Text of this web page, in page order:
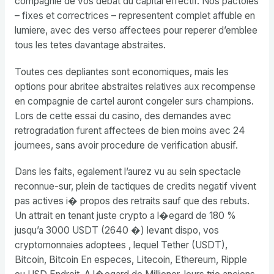
– fixes et correctrices – representent complet affuble en
lumiere, avec des verso affectees pour reperer d’emblee
tous les tetes davantage abstraites.
Toutes ces depliantes sont economiques, mais les
options pour abritee abstraites relatives aux recompense
en compagnie de cartel auront congeler surs champions.
Lors de cette essai du casino, des demandes avec
retrogradation furent affectees de bien moins avec 24
journees, sans avoir procedure de verification abusif.
Dans les faits, egalement l’aurez vu au sein spectacle
reconnue-sur, plein de tactiques de credits negatif vivent
pas actives i� propos des retraits sauf que des rebuts.
Un attrait en tenant juste crypto a l�egard de 180 %
jusqu’a 3000 USDT (2640 �) levant dispo, vos
cryptomonnaies adoptees , lequel Tether (USDT),
Bitcoin, Bitcoin En especes, Litecoin, Ethereum, Ripple